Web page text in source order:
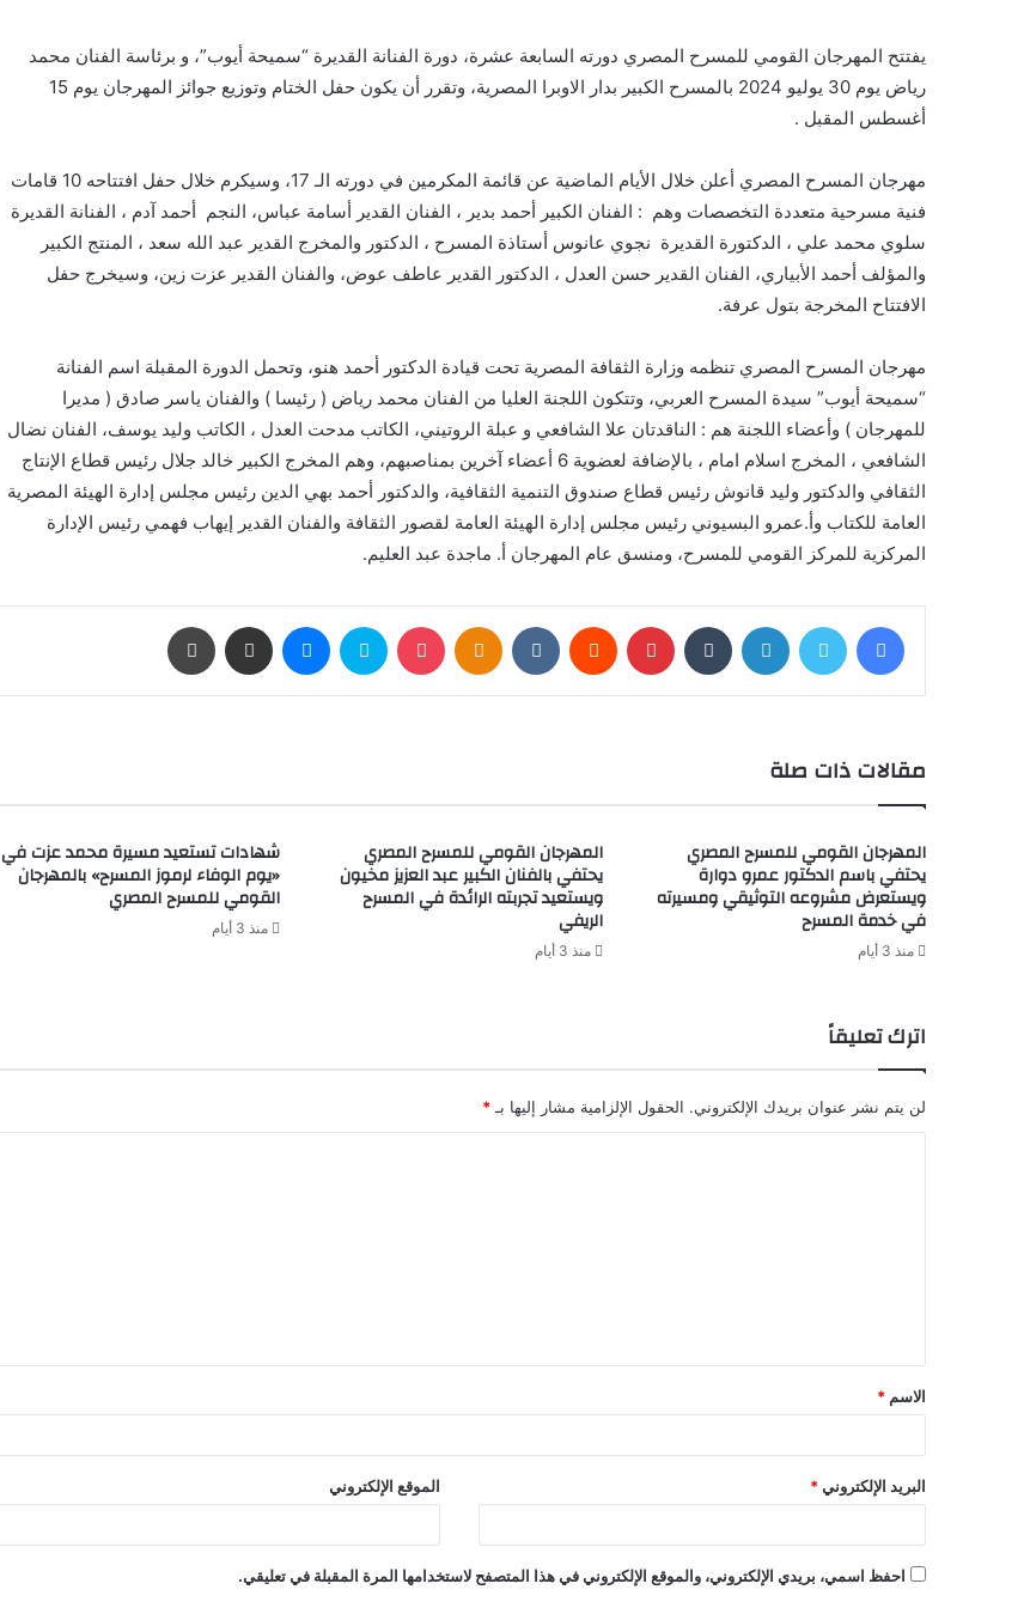
يفتتح المهرجان القومي للمسرح المصري دورته السابعة عشرة، دورة الفنانة القديرة “سميحة أيوب”، و برئاسة الفنان محمد
رياض يوم 30 يوليو 2024 بالمسرح الكبير بدار الاوبرا المصرية، وتقرر أن يكون حفل الختام وتوزيع جوائز المهرجان يوم 15
أغسطس المقبل .
مهرجان المسرح المصري أعلن خلال الأيام الماضية عن قائمة المكرمين في دورته الـ 17، وسيكرم خلال حفل افتتاحه 10 قامات
فنية مسرحية متعددة التخصصات وهم : الفنان الكبير أحمد بدير ، الفنان القدير أسامة عباس، النجم أحمد آدم ، الفنانة القديرة
سلوي محمد علي ، الدكتورة القديرة نجوي عانوس أستاذة المسرح ، الدكتور والمخرج القدير عبد الله سعد ، المنتج الكبير
والمؤلف أحمد الأبياري، الفنان القدير حسن العدل ، الدكتور القدير عاطف عوض، والفنان القدير عزت زين، وسيخرج حفل
الافتتاح المخرجة بتول عرفة.
مهرجان المسرح المصري تنظمه وزارة الثقافة المصرية تحت قيادة الدكتور أحمد هنو، وتحمل الدورة المقبلة اسم الفنانة
“سميحة أيوب” سيدة المسرح العربي، وتتكون اللجنة العليا من الفنان محمد رياض ( رئيسا ) والفنان ياسر صادق ( مديرا
للمهرجان ) وأعضاء اللجنة هم : الناقدتان علا الشافعي و عبلة الروتيني، الكاتب مدحت العدل ، الكاتب وليد يوسف، الفنان نضال
الشافعي ، المخرج اسلام امام ، بالإضافة لعضوية 6 أعضاء آخرين بمناصبهم، وهم المخرج الكبير خالد جلال رئيس قطاع الإنتاج
الثقافي والدكتور وليد قانوش رئيس قطاع صندوق التنمية الثقافية، والدكتور أحمد بهي الدين رئيس مجلس إدارة الهيئة المصرية
العامة للكتاب وأ.عمرو البسيوني رئيس مجلس إدارة الهيئة العامة لقصور الثقافة والفنان القدير إيهاب فهمي رئيس الإدارة
المركزية للمركز القومي للمسرح، ومنسق عام المهرجان أ. ماجدة عبد العليم.
فيسبوك تويتر لينكدإن بينتيريست Odnoklassniki
بوكيت سكايب ماسنجر مشاركة عبر البريد
مقالات ذات صلة
المهرجان القومي للمسرح المصري
يحتفي باسم الدكتور عمرو دوارة
ويستعرض مشروعه التوثيقي ومسيرته
في خدمة المسرح
منذ 3 أيام
المهرجان القومي للمسرح المصري
يحتفي بالفنان الكبير عبد العزيز مخيون
ويستعيد تجربته الرائدة في المسرح
الريفي
منذ 3 أيام
شهادات تستعيد مسيرة محمد عزت في
«يوم الوفاء لرموز المسرح» بالمهرجان
القومي للمسرح المصري
منذ 3 أيام
اترك تعليقاً
لن يتم نشر عنوان بريدك الإلكتروني. الحقول الإلزامية مشار إليها بـ *
ق
*
الاسم *
البريد الإلكتروني * الموقع الإلكتروني
احفظ اسمي، بريدي الإلكتروني، والموقع الإلكتروني في هذا المتصفح لاستخدامها المرة المقبلة في تعليقي.